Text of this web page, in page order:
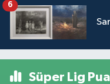
6
Süper Lig